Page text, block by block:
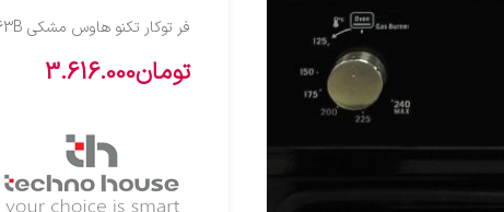
فر توکار تکنو هاوس مشکي TBO-EG63B
تومان3.616.000